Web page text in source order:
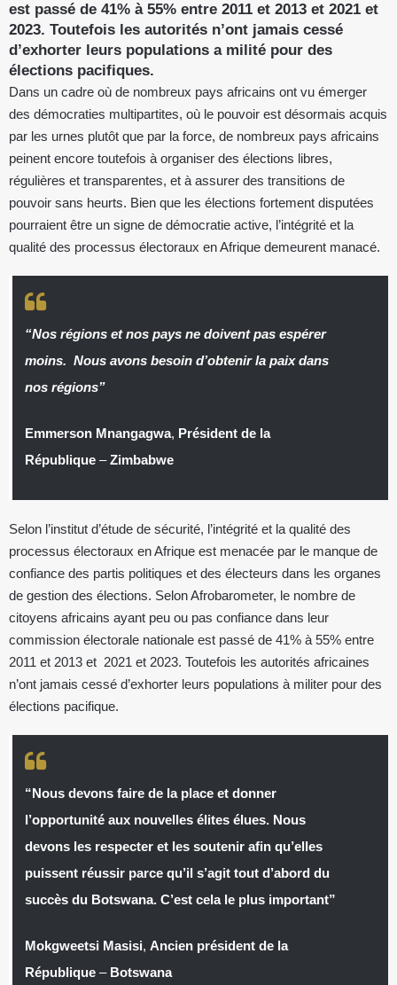
est passé de 41% à 55% entre 2011 et 2013 et 2021 et
2023. Toutefois les autorités n’ont jamais cessé
d’exhorter leurs populations a milité pour des
élections pacifiques.
Dans un cadre où de nombreux pays africains ont vu émerger
des démocraties multipartites, où le pouvoir est désormais acquis
par les urnes plutôt que par la force, de nombreux pays africains
peinent encore toutefois à organiser des élections libres,
régulières et transparentes, et à assurer des transitions de
pouvoir sans heurts. Bien que les élections fortement disputées
pourraient être un signe de démocratie active, l’intégrité et la
qualité des processus électoraux en Afrique demeurent manacé.
“Nos régions et nos pays ne doivent pas espérer
moins. Nous avons besoin d’obtenir la paix dans
nos régions”
Emmerson Mnangagwa, Président de la
République–Zimbabwe
Selon l’institut d’étude de sécurité, l’intégrité et la qualité des
processus électoraux en Afrique est menacée par le manque de
confiance des partis politiques et des électeurs dans les organes
de gestion des élections. Selon Afrobarometer, le nombre de
citoyens africains ayant peu ou pas confiance dans leur
commission électorale nationale est passé de 41% à 55% entre
2011 et 2013 et 2021 et 2023. Toutefois les autorités africaines
n’ont jamais cessé d’exhorter leurs populations à militer pour des
élections pacifique.
“Nous devons faire de la place et donner
l’opportunité aux nouvelles élites élues. Nous
devons les respecter et les soutenir afin qu’elles
puissent réussir parce qu’il s’agit tout d’abord du
succès du Botswana. C’est cela le plus important”
Mokgweetsi Masisi, Ancien président de la
République– Botswana